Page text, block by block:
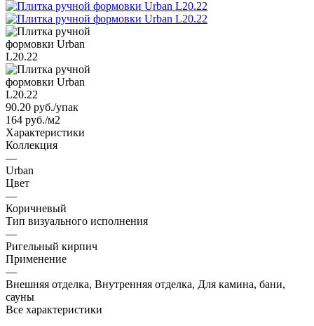
90.20 руб./упак
164 руб./м2
Характеристики
Коллекция
—
Urban
Цвет
—
Коричневый
Тип визуального исполнения
—
Ригельный кирпич
Применение
—
Внешняя отделка, Внутренняя отделка, Для камина, бани,
сауны
Все характеристики